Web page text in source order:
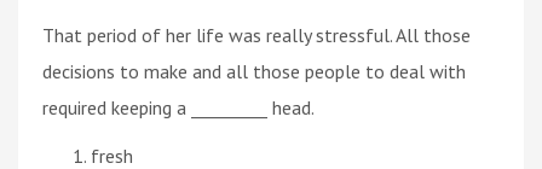
That period of her life was really stressful. All those
decisions to make and all those people to deal with
required keeping a _________ head.
fresh